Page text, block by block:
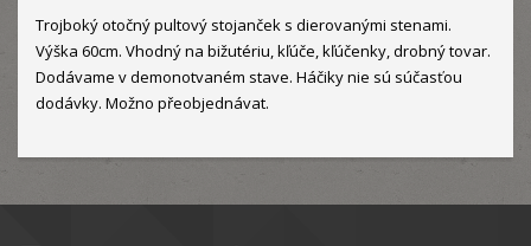
Trojboký otočný pultový stojanček s dierovanými stenami.
Výška 60cm. Vhodný na bižutériu, kľúče, kľúčenky, drobný tovar.
Dodávame v demonotvaném stave. Háčiky nie sú súčasťou
dodávky. Možno přeobjednávat.